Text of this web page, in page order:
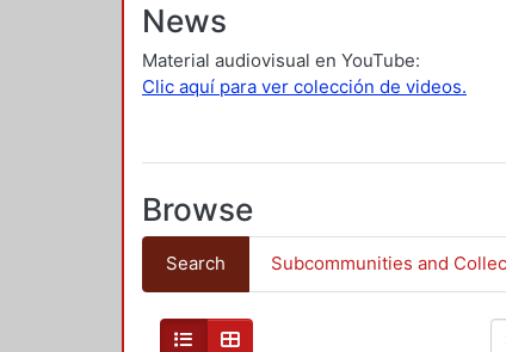
News
Material audiovisual en YouTube:
Clic aquí para ver colección de videos.
Browse
Search Subcommunities and